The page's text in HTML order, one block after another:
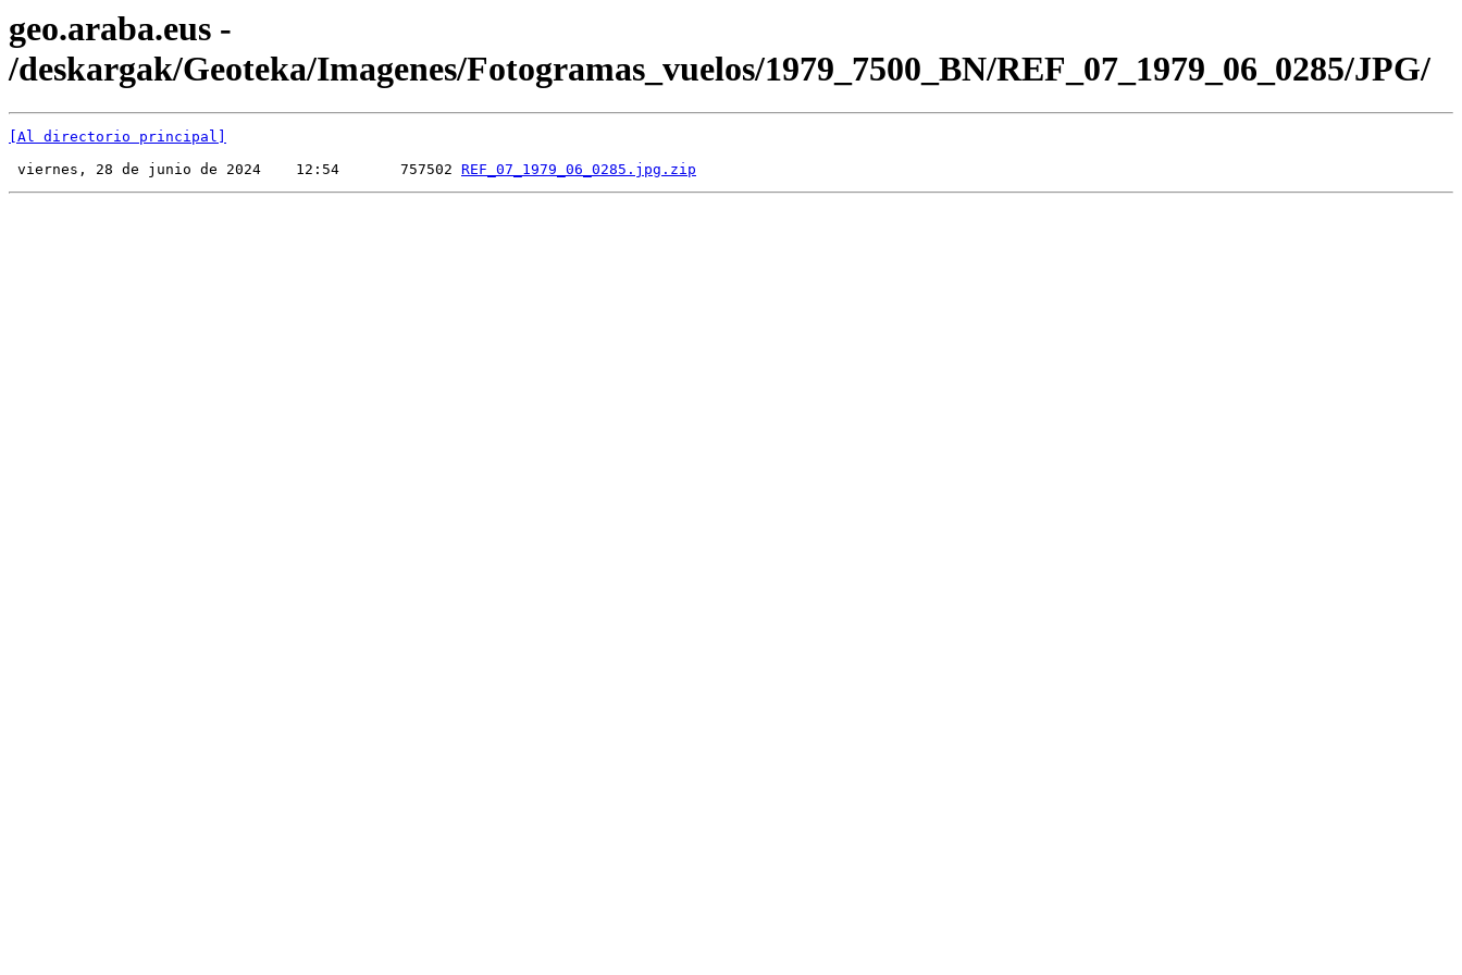
geo.araba.eus -
/deskargak/Geoteka/Imagenes/Fotogramas_vuelos/1979_7500_BN/REF_07_1979_06_0285/JPG/
[Al directorio principal]
viernes, 28 de junio de 2024    12:54       757502 REF_07_1979_06_0285.jpg.zip